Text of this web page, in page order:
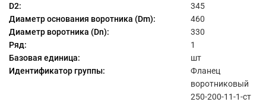
D2:
345
Диаметр основания воротника (Dm):
460
Диаметр воротника (Dn):
330
Ряд:
1
Базовая единица:
шт
Идентификатор группы:
Фланец
воротниковый
250-200-11-1-ст